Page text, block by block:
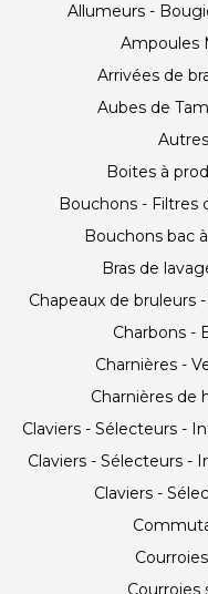
Allumeurs -
Ampoules
Arrivées de
Aubes de
Boites à
Bouchons - Filtres
Bouchons bac
Bras de
Chapeaux de bruleurs
Charbons -
Charnières -
Charnières de
Claviers - Sélecteurs -
Claviers - Sélecteurs -
Claviers -
Courroies